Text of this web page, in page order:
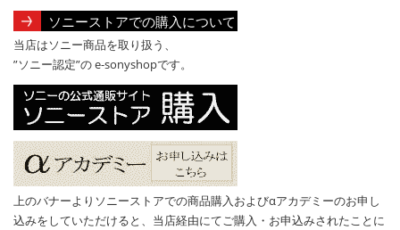
ソニーストアでの購入について
当店はソニー商品を取り扱う、
”ソニー認定”の e-sonyshopです。
上のバナーよりソニーストアでの商品購入およびαアカデミーのお申し
込みをしていただけると、当店経由にてご購入・お申込みされたことに